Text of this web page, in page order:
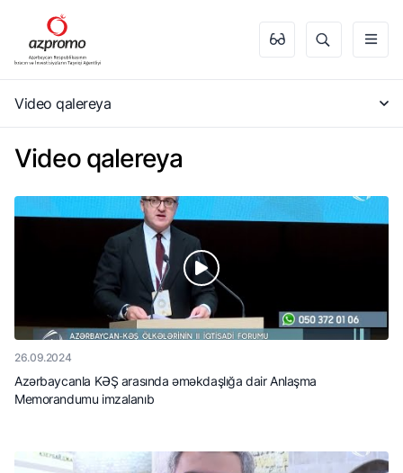
Video qalereya
Video qalereya
26.09.2024
Azərbaycanla KƏŞ arasında əməkdaşlığa dair Anlaşma
Memorandumu imzalanıb